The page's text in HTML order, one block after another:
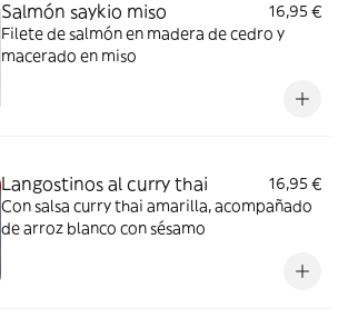
Salmón saykio miso
16,95 €
Filete de salmón en madera de cedro y
macerado en miso
Langostinos al curry thai
16,95 €
Con salsa curry thai amarilla, acompañado
de arroz blanco con sésamo